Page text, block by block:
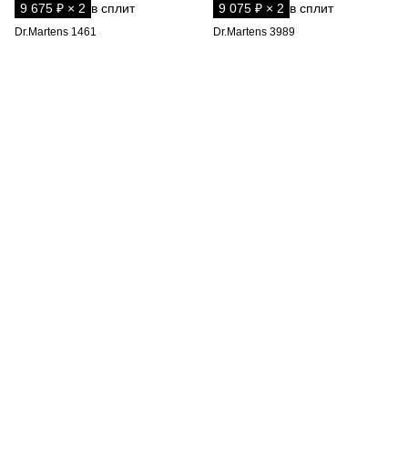
9 675 ₽ × 2 в сплит
Dr.Martens 1461
9 075 ₽ × 2 в сплит
Dr.Martens 3989